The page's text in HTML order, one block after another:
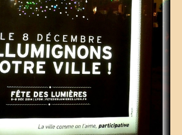
est belle en CC
sur la route
escapade autour du monde
de voyage